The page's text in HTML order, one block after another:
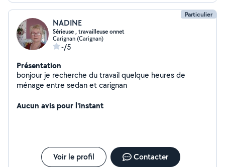
Particulier
NADINE
Sérieuse , travailleuse onnet
Carignan (Carignan)
-/5
Présentation
bonjour je recherche du travail quelque heures de
ménage entre sedan et carignan
Aucun avis pour l'instant
Voir le profil Contacter